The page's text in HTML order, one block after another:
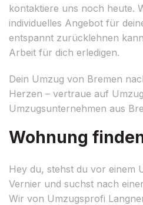
kontaktiere uns noch heute.
individuelles Angebot für
entspannt zurücklehnen
Arbeit für dich erledigen.
Dein Umzug von Bremen
Herzen – vertraue auf
Umzugsunternehmen aus
Wohnung
Hey du, stehst du vor einem
Vernier und suchst nach
Wir von Umzugsprofi